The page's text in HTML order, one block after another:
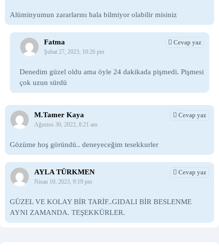
Alüminyumun zararlarını hala bilmiyor olabilir misiniz
Fatma
Şubat 27, 2023, 10:26 pm
Denedim güzel oldu ama öyle 24 dakikada pişmedi. Pişmesi
çok uzun sürdü
Cevap yaz
M.Tamer Kaya
Ağustos 30, 2022, 8:21 am
Gözüme hoş göründü.. deneyeceğim tesekkurler
Cevap yaz
AYLA TÜRKMEN
Nisan 10, 2023, 9:19 pm
GÜZEL VE KOLAY BİR TARİF..GIDALI BİR BESLENME
AYNI ZAMANDA. TEŞEKKÜRLER.
Cevap yaz